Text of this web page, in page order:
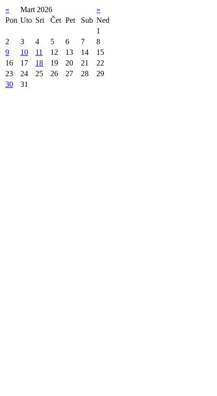
« Mart 2026
»
Pon Uto Sri Čet Pet Sub Ned
1
2
3 4 5 6 7
8
9
10 11 12 13 14
15
16
17 18 19 20 21
22
23
24 25 26 27 28
29
30
31